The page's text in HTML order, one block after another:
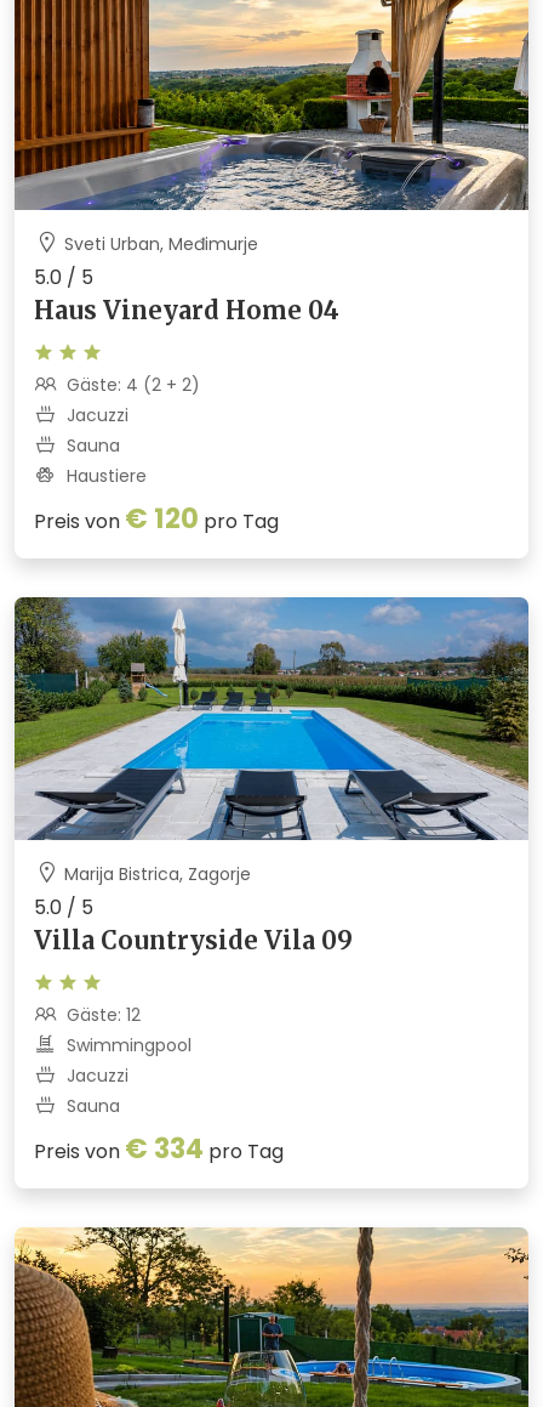
Sveti Urban, Međimurje
5.0 / 5
Haus Vineyard Home 04
Gäste: 4 (2 + 2)
Jacuzzi
Sauna
Haustiere
Preis von € 120 pro Tag
Marija Bistrica, Zagorje
5.0 / 5
Villa Countryside Vila 09
Gäste: 12
Swimmingpool
Jacuzzi
Sauna
Preis von € 334 pro Tag